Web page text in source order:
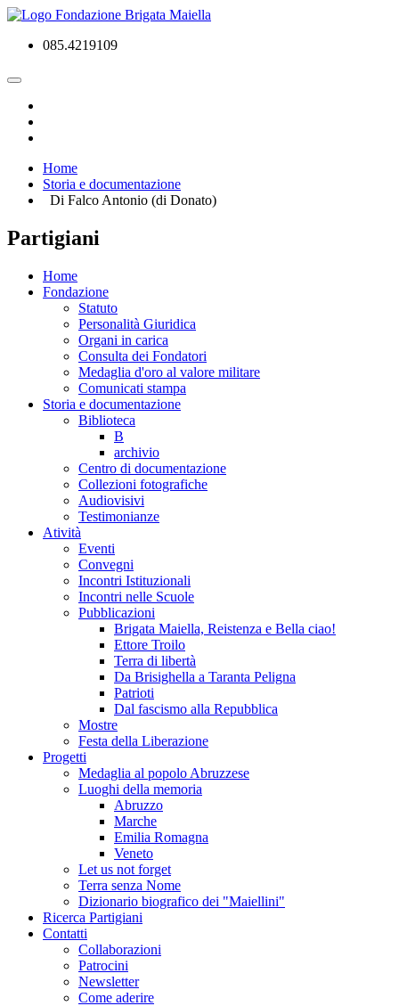
085.4219109
Home
Storia e documentazione
Di Falco Antonio (di Donato)
Partigiani
Home
Fondazione
Statuto
Personalità Giuridica
Organi in carica
Consulta dei Fondatori
Medaglia d'oro al valore militare
Comunicati stampa
Storia e documentazione
Biblioteca
B
archivio
Centro di documentazione
Collezioni fotografiche
Audiovisivi
Testimonianze
Atività
Eventi
Convegni
Incontri Istituzionali
Incontri nelle Scuole
Pubblicazioni
Brigata Maiella, Reistenza e Bella ciao!
Ettore Troilo
Terra di libertà
Da Brisighella a Taranta Peligna
Patrioti
Dal fascismo alla Repubblica
Mostre
Festa della Liberazione
Progetti
Medaglia al popolo Abruzzese
Luoghi della memoria
Abruzzo
Marche
Emilia Romagna
Veneto
Let us not forget
Terra senza Nome
Dizionario biografico dei "Maiellini"
Ricerca Partigiani
Contatti
Collaborazioni
Patrocini
Newsletter
Come aderire